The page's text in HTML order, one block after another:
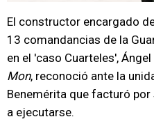
El constructor encargado
13 comandancias de la
en el 'caso Cuarteles',
Mon, reconoció ante la
Benemérita que facturó
a ejecutarse.